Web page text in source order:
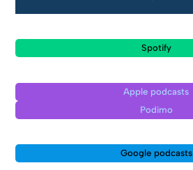
Spotify
Apple podcasts
Podimo
Google podcasts